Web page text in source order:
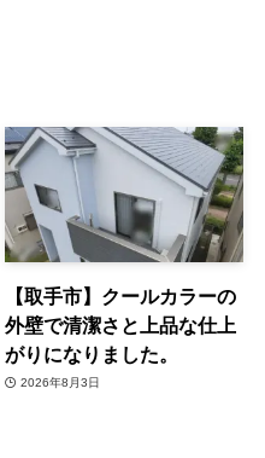
【取手市】クールカラーの
外壁で清潔さと上品な仕上
がりになりました。
2026年8月3日